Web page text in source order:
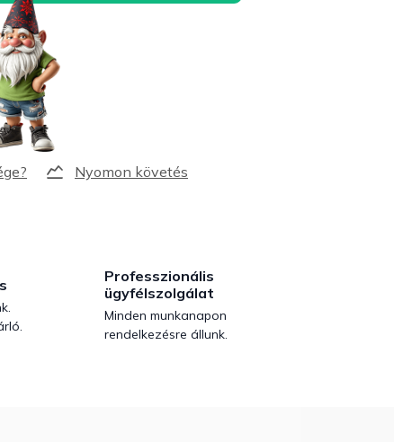
Nyomon követés
Professzionális
ügyfélszolgálat
Minden munkanapon
rendelkezésre állunk.